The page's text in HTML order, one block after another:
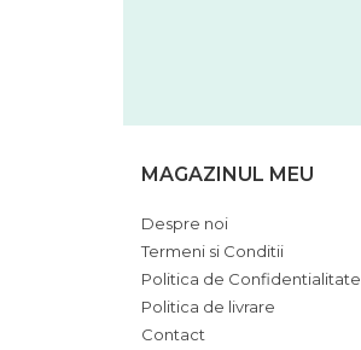
MAGAZINUL MEU
Despre noi
Termeni si Conditii
Politica de Confidentialitate
Politica de livrare
Contact